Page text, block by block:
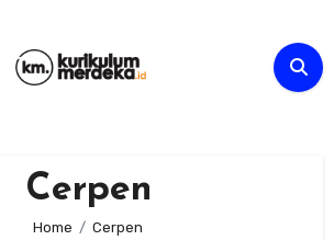
Cerpen
Home Cerpen